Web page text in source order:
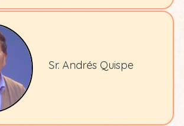
Sr. Andrés Quispe